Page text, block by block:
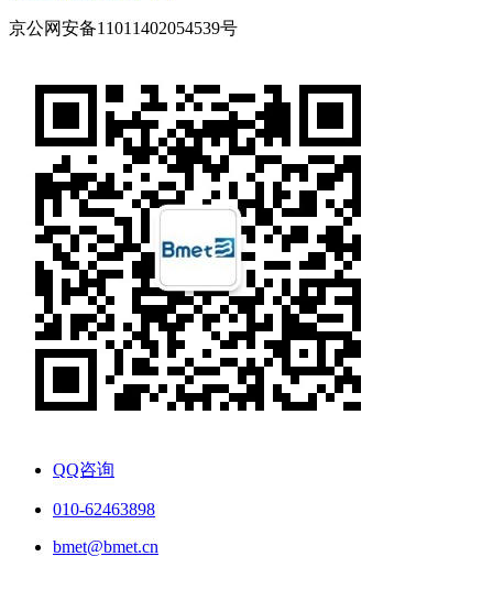
京公网安备11011402054539号
QQ咨询
010-62463898
bmet@bmet.cn